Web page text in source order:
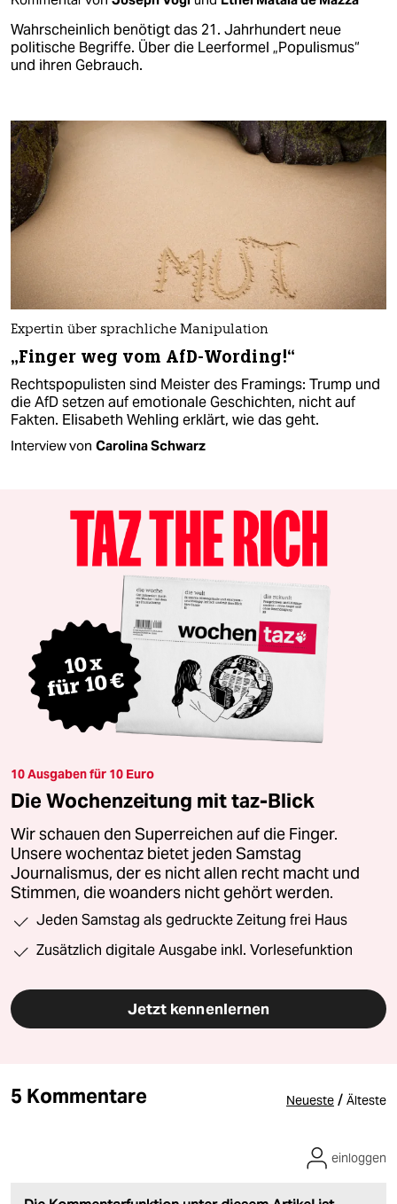
Wahrscheinlich benötigt das 21. Jahrhundert neue
politische Begriffe. Über die Leerformel „Populismus“
und ihren Gebrauch.
Expertin über sprachliche Manipulation
„Finger weg vom AfD-Wording!“
Rechtspopulisten sind Meister des Framings: Trump und
die AfD setzen auf emotionale Geschichten, nicht auf
Fakten. Elisabeth Wehling erklärt, wie das geht.
Interview von Carolina Schwarz
10 Ausgaben für 10 Euro
Die Wochenzeitung mit taz-Blick
Wir schauen den Superreichen auf die Finger.
Unsere wochentaz bietet jeden Samstag
Journalismus, der es nicht allen recht macht und
Stimmen, die woanders nicht gehört werden.
Jeden Samstag als gedruckte Zeitung frei Haus
Zusätzlich digitale Ausgabe inkl. Vorlesefunktion
Jetzt kennenlernen
5 Kommentare Neueste / Älteste
einloggen